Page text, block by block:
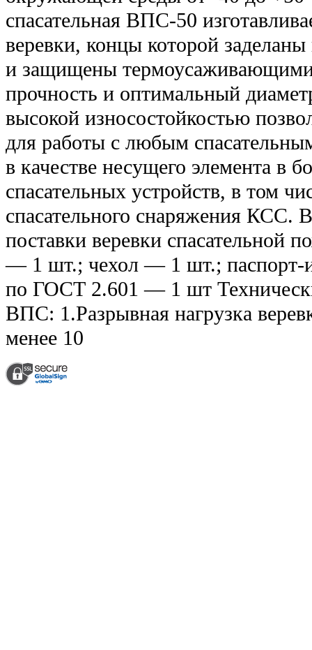
спасательная ВПС-50
веревки, концы которой
и защищены
прочность и оптимальный
высокой износостойкостью
для работы с любым
в качестве несущего элемента в
спасательных устройств, в том
спасательного снаряжения КСС.
поставки веревки спасательной
— 1 шт.; чехол — 1 шт.; паспорт-
по ГОСТ 2.601 — 1 шт
ВПС: 1.Разрывная нагрузка
менее 10